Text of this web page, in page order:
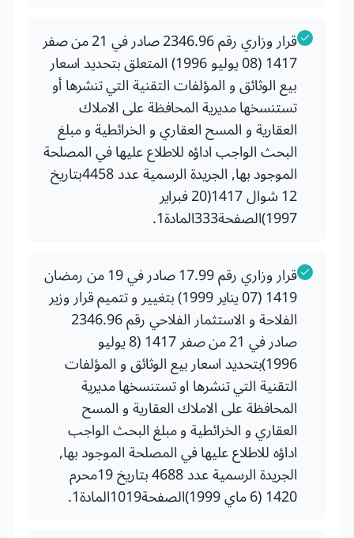
قرار وزاري رقم 2346.96 صادر في 21 من صفر
1417 (08 يوليو 1996) المتعلق بتحديد اسعار
بيع الوثائق و المؤلفات التقنية التي تنشرها أو
تستنسخها مديرية المحافظة على الاملاك
العقارية و المسح العقاري و الخرائطية و مبلغ
البحث الواجب اداؤه للاطلاع عليها في المصلحة
الموجود بها, الجريدة الرسمية عدد 4458بتاريخ
12 شوال 1417(20 فبراير
1997)الصفحة333المادة1.
قرار وزاري رقم 17.99 صادر في 19 من رمضان
1419 (07 يناير 1999) بتغيير و تتميم قرار وزير
الفلاحة و الاستثمار الفلاحي رقم 2346.96
صادر في 21 من صفر 1417 (8 يوليو
1996)بتحديد اسعار بيع الوثائق و المؤلفات
التقنية التي تنشرها او تستنسخها مديرية
المحافظة على الاملاك العقارية و المسح
العقاري و الخرائطية و مبلغ البحث الواجب
اداؤه للاطلاع عليها في المصلحة الموجود بها,
الجريدة الرسمية عدد 4688 بتاريخ 19محرم
1420 (6 ماي 1999)الصفحة1019المادة1.